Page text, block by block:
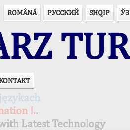
ROMÂNĂ РУССКИЙ SHQIP
KONTAKT
!..
Latest Technology